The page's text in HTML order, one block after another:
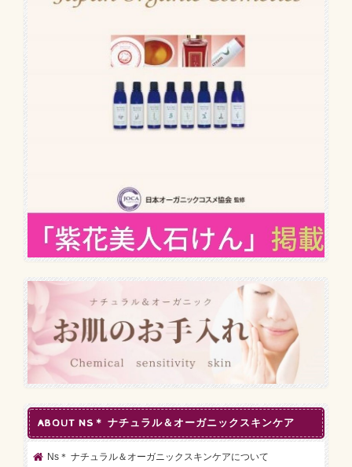
ABOUT NS＊ ナチュラル＆オーガニックスキンケア
Ns＊ ナチュラル＆オーガニックスキンケアについて